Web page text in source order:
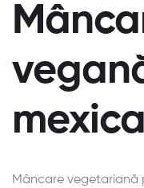
Mâncare vegetariană